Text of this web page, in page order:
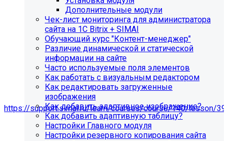
Мы подготовили чек-лист администратора сайта:
https://support.simai.ru/learn/courses/course/140/lesson/
Рекомендуем придерживаться регламента выполнения
этих работ — это помогает поддерживать сайт в
Дополнительные модули
Чек-лист мониторинга для администратора
сайта на 1С Bitrix + SIMAI
Обучающий курс "Контент-менеджер"
Различие динамической и статической
информации на сайте
Часто используемые поля элементов
Как работать с визуальным редактором
Как редактировать загруженные
изображения
Как добавить адаптивное изображение?
Как добавить адаптивную таблицу?
Настройки Главного модуля
Настройки резервного копирования сайта